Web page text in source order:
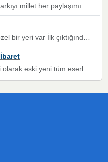
dillere dolanıyor millet olarak seviyoruz dertlerle boğuşurken bir yandan da göbek atmayi))) diyeceklerim bu kadar güzel hoş bir sayfa emeğinize sağlık arkadaşlar kolay gelsin
de 3-5 kere dinleyip ezberleyip artık ilahiye bende eşlik ediyorum yüksek sesle Allah razı olsun hizmet nimettir Rabbim sizin zahmetlerinize de hayırlı nimetler versin Selam ve dua ile Allah'a emanet olun
saygı duyan gönül veren bunu en güzel şekilde sevenlerine ulaştıran siz değerli sayfa yöneticilerine de teşekkür ederim